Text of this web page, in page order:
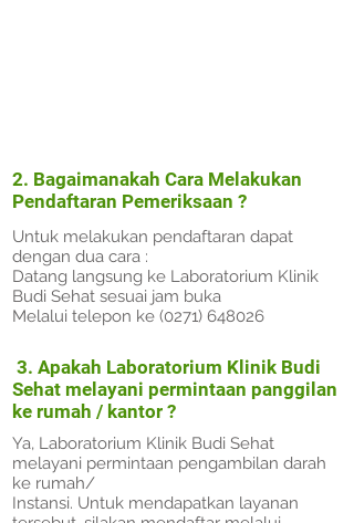
2. Bagaimanakah Cara Melakukan
Pendaftaran Pemeriksaan ?
Untuk melakukan pendaftaran dapat
dengan dua cara :
Datang langsung ke Laboratorium Klinik
Budi Sehat sesuai jam buka
Melalui telepon ke (0271) 648026
3. Apakah Laboratorium Klinik Budi
Sehat melayani permintaan panggilan
ke rumah / kantor ?
Ya, Laboratorium Klinik Budi Sehat
melayani permintaan pengambilan darah
ke rumah/
Instansi. Untuk mendapatkan layanan